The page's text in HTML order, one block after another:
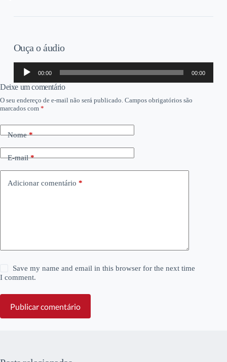
Ouça o áudio
Tocador
áudio
00:00 00:00
Deixe um comentário
O seu endereço de e-mail não será publicado. Campos obrigatórios são
marcados com *
Nome*
E-mail*
Adicionar comentário *
Save my name and email in this browser for the next time
I comment.
Publicar comentário